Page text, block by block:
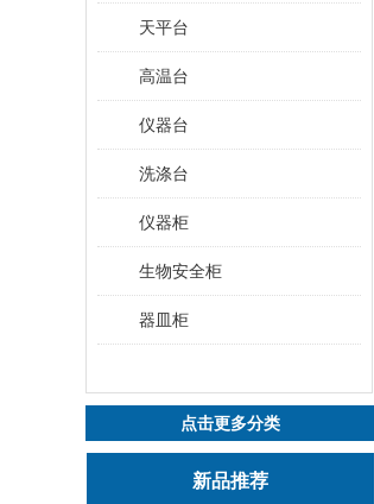
天平台
高温台
仪器台
洗涤台
仪器柜
生物安全柜
器皿柜
点击更多分类
新品推荐